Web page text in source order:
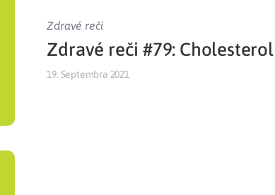
v pohodlí domova
pre cudzincov Liečba v zahraničí
Zdravé reči
Zdravé reči #79: Cholesterol
19. Septembra 2021